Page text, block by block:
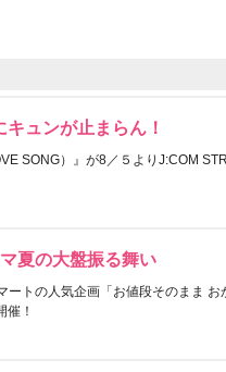
ュンが止まらん！
SONG）』が8／５よりJ:COM
夏の大盤振る舞い
トの人気企画「お値段そのまま お
！